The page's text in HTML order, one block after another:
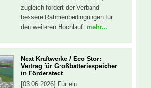
zugleich fordert der Verband
bessere Rahmenbedingungen für
den weiteren Hochlauf. mehr...
Next Kraftwerke / Eco Stor:
Vertrag für Großbatteriespeicher
in Förderstedt
[03.06.2026] Für ein